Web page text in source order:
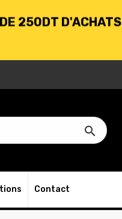
250DT D'ACHATS
250DT D'ACHATS

Contact